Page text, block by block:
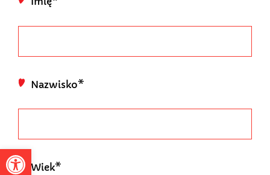
Otwórz pasek narzędzi
Nazwisko*
Wiek*